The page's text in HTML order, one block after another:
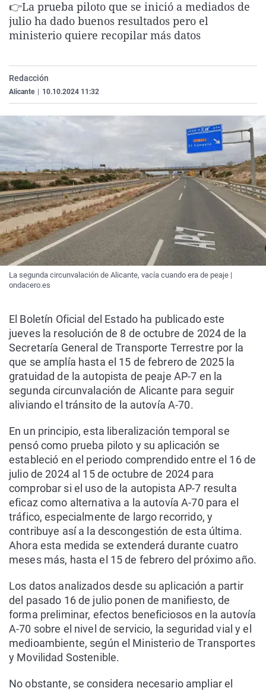
La rosa de los vientos
Gente viajera
Caso
Retornados
Extremadura
Galicia
Virales
Televisión
👉La prueba piloto que se inició a mediados de
julio ha dado buenos resultados pero el
ministerio quiere recopilar más datos
Redacción
Alicante 10.10.2024 11:32
La segunda circunvalación de Alicante, vacía cuando era de peaje |
ondacero.es
El Boletín Oficial del Estado ha publicado este
jueves la resolución de 8 de octubre de 2024 de la
Secretaría General de Transporte Terrestre por la
que se amplía hasta el 15 de febrero de 2025 la
gratuidad de la autopista de peaje AP-7 en la
segunda circunvalación de Alicante para seguir
aliviando el tránsito de la autovía A-70.
En un principio, esta liberalización temporal se
pensó como prueba piloto y su aplicación se
estableció en el periodo comprendido entre el 16 de
julio de 2024 al 15 de octubre de 2024 para
comprobar si el uso de la autopista AP-7 resulta
eficaz como alternativa a la autovía A-70 para el
tráfico, especialmente de largo recorrido, y
contribuye así a la descongestión de esta última.
Ahora esta medida se extenderá durante cuatro
meses más, hasta el 15 de febrero del próximo año.
Los datos analizados desde su aplicación a partir
del pasado 16 de julio ponen de manifiesto, de
forma preliminar, efectos beneficiosos en la autovía
A-70 sobre el nivel de servicio, la seguridad vial y el
medioambiente, según el Ministerio de Transportes
y Movilidad Sostenible.
No obstante, se considera necesario ampliar el